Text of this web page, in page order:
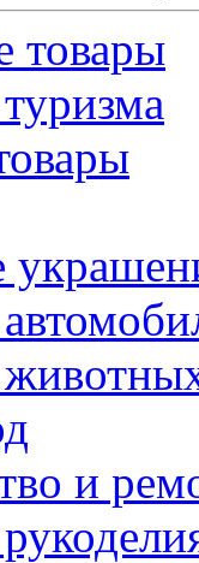
товары
и